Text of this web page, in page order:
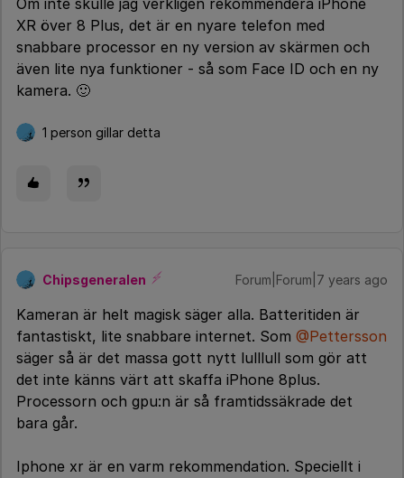
Om inte skulle jag verkligen rekommendera iPhone
XR över 8 Plus, det är en nyare telefon med
snabbare processor en ny version av skärmen och
även lite nya funktioner - så som Face ID och en ny
kamera. 🙂
1 person gillar detta
Chipsgeneralen Forum|Forum|7 years ago
Kameran är helt magisk säger alla. Batteritiden är
fantastiskt, lite snabbare internet. Som @Pettersson
säger så är det massa gott nytt lulllull som gör att
det inte känns värt att skaffa iPhone 8plus.
Processorn och gpu:n är så framtidssäkrade det
bara går.
Iphone xr är en varm rekommendation. Speciellt i